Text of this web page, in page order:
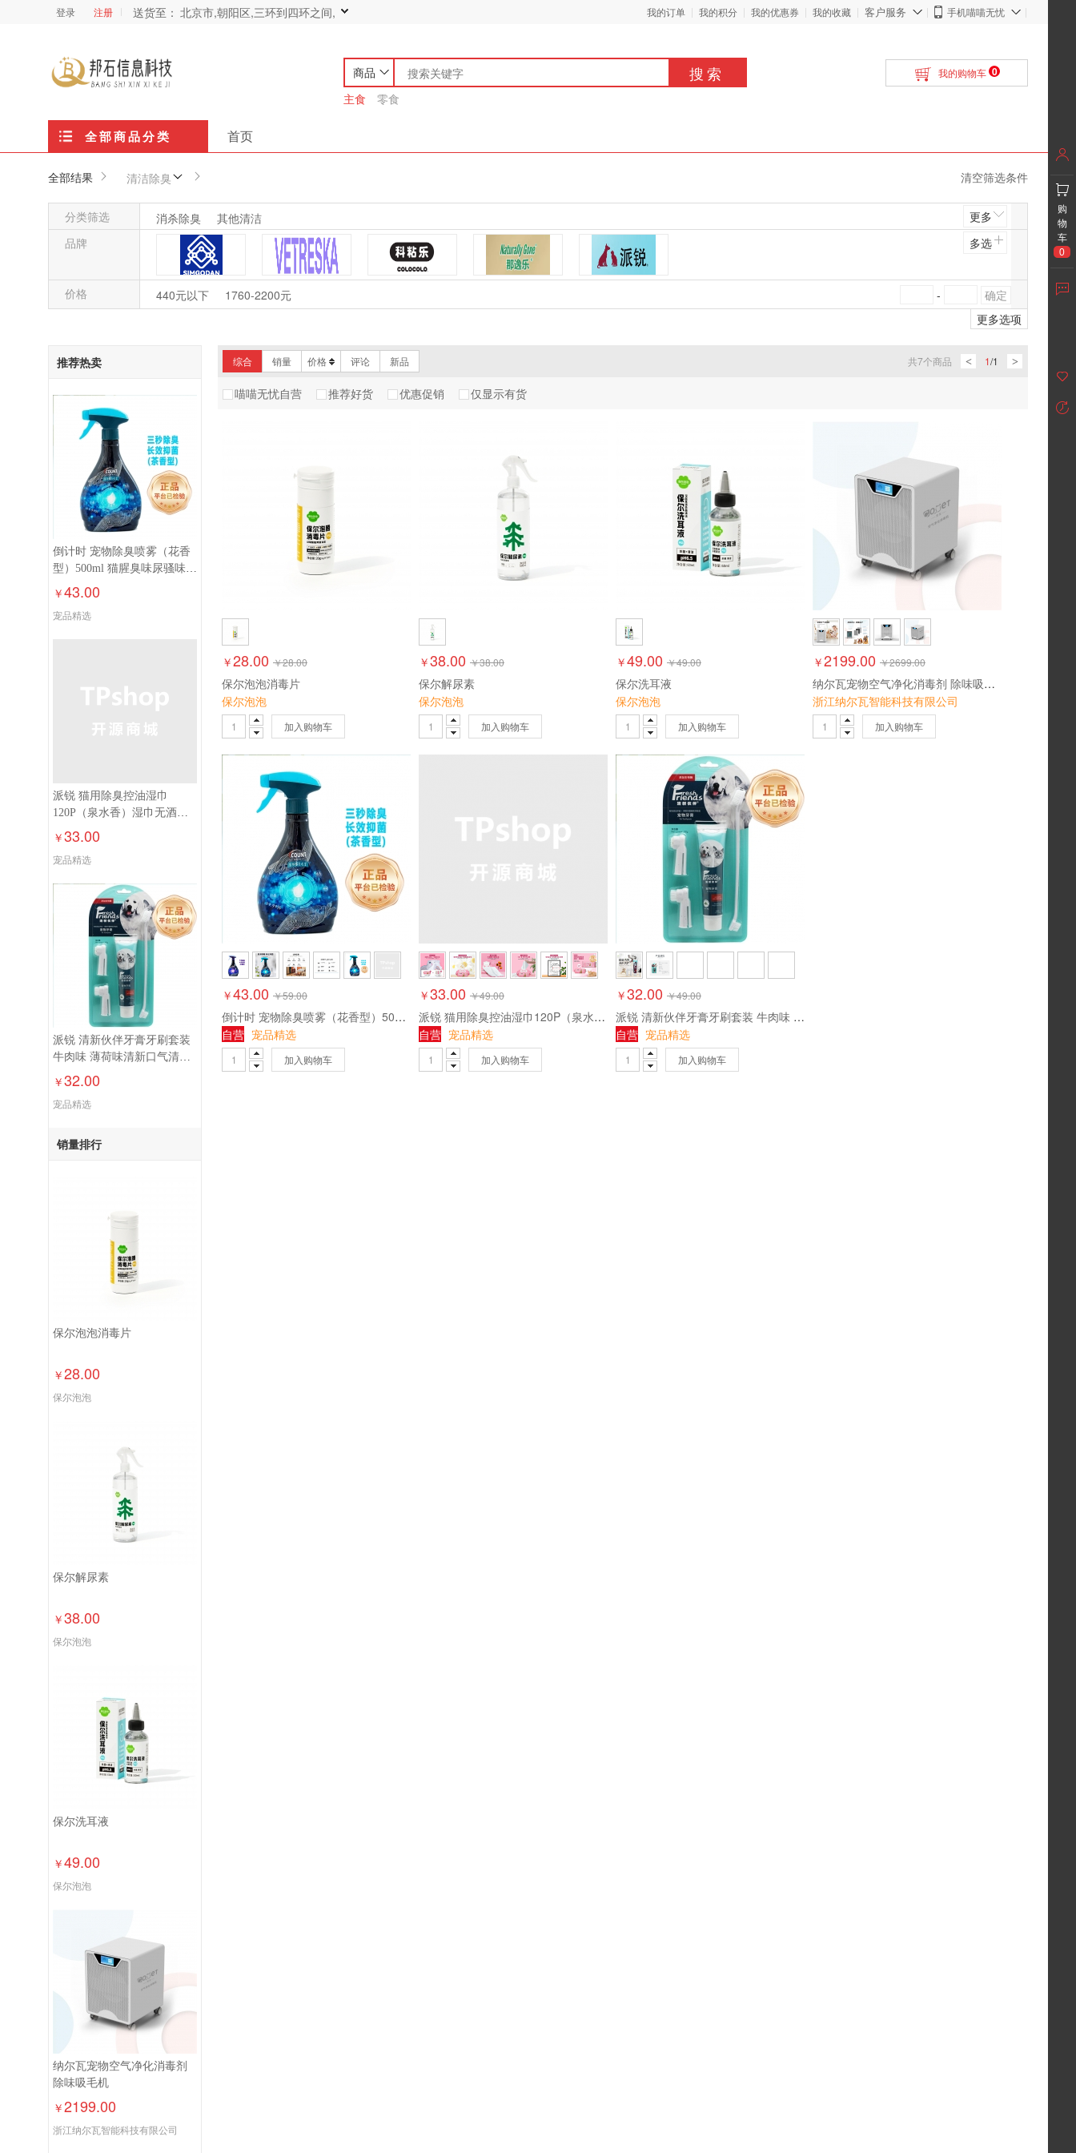
登录 注册 送货至： 北京市,朝阳区,三环到四环之间, 我的订单 我的积分 我的优惠券 我的收藏 客户服务 手机喵喵无忧
商品 搜索
主食 零食
我的购物车 0
全部商品分类 首页
全部结果 清洁除臭 清空筛选条件
分类筛选 消杀除臭 其他清洁
更多
品牌
森格安
多选
价格 440元以下 1760-2200元
-
更多选项
推荐热卖
倒计时 宠物除臭喷雾（花香
型）500ml 猫腥臭味尿骚味狗
狗室内除异味
￥43.00
宠品精选
派锐 猫用除臭控油湿巾
120P（泉水香）湿巾无酒精
去污宠物湿纸巾加厚120片
￥33.00
宠品精选
派锐 清新伙伴牙膏牙刷套装
牛肉味 薄荷味清新口气清洁
口腔猫狗通用90g
￥32.00
宠品精选
销量排行
保尔泡泡消毒片
￥28.00
保尔泡泡
保尔解尿素
￥38.00
保尔泡泡
保尔洗耳液
￥49.00
保尔泡泡
纳尔瓦宠物空气净化消毒剂
除味吸毛机
￥2199.00
浙江纳尔瓦智能科技有限公司
综合 销量 价格 评论 新品 共7个商品 < 1/1 >
喵喵无忧自营 推荐好货 优惠促销 仅显示有货
￥28.00 ￥28.00
保尔泡泡消毒片
保尔泡泡
加入购物车
￥38.00 ￥38.00
保尔解尿素
保尔泡泡
加入购物车
￥49.00 ￥49.00
保尔洗耳液
保尔泡泡
加入购物车
￥2199.00 ￥2699.00
纳尔瓦宠物空气净化消毒剂 除味吸毛机
浙江纳尔瓦智能科技有限公司
加入购物车
￥43.00 ￥59.00
倒计时 宠物除臭喷雾（花香型）500ml 猫腥臭味尿骚味狗狗室内除异味
自营 宠品精选
加入购物车
￥33.00 ￥49.00
派锐 猫用除臭控油湿巾120P（泉水香）湿巾无酒精去污宠物湿纸巾加厚120片
自营 宠品精选
加入购物车
￥32.00 ￥49.00
派锐 清新伙伴牙膏牙刷套装 牛肉味 薄荷味清新口气清洁口腔猫狗通用90g
自营 宠品精选
加入购物车
购
物
车
0